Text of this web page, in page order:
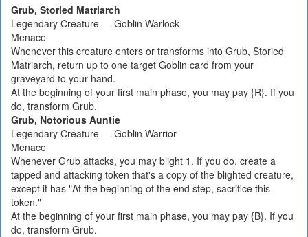
Grub, Storied Matriarch
Legendary Creature — Goblin Warlock
Menace
Whenever this creature enters or transforms into Grub, Storied
Matriarch, return up to one target Goblin card from your
graveyard to your hand.
At the beginning of your first main phase, you may pay {R}. If you
do, transform Grub.
Grub, Notorious Auntie
Legendary Creature — Goblin Warrior
Menace
Whenever Grub attacks, you may blight 1. If you do, create a
tapped and attacking token that's a copy of the blighted creature,
except it has "At the beginning of the end step, sacrifice this
token."
At the beginning of your first main phase, you may pay {B}. If you
do, transform Grub.